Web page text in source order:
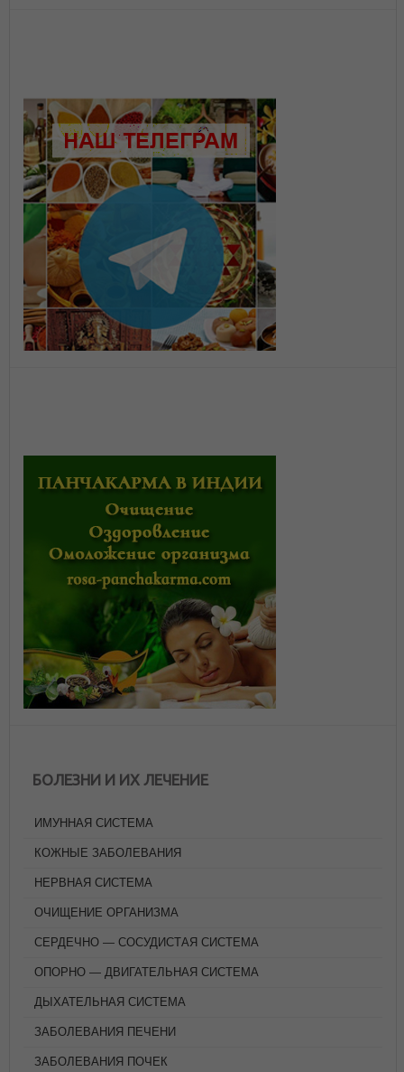
БОЛЕЗНИ И ИХ ЛЕЧЕНИЕ
ИМУННАЯ СИСТЕМА
КОЖНЫЕ ЗАБОЛЕВАНИЯ
НЕРВНАЯ СИСТЕМА
ОЧИЩЕНИЕ ОРГАНИЗМА
СЕРДЕЧНО — СОСУДИСТАЯ СИСТЕМА
ОПОРНО — ДВИГАТЕЛЬНАЯ СИСТЕМА
ДЫХАТЕЛЬНАЯ СИСТЕМА
ЗАБОЛЕВАНИЯ ПЕЧЕНИ
ЗАБОЛЕВАНИЯ ПОЧЕК